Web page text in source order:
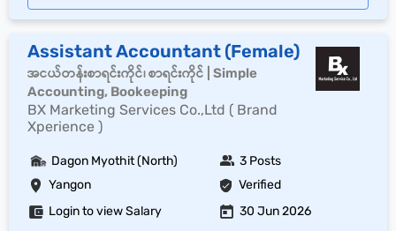
Assistant Accountant (Female)
အငယ်တန်းစာရင်းကိုင်၊ စာရင်းကိုင် | Simple
Accounting, Bookeeping
BX Marketing Services Co.,Ltd ( Brand
Xperience )
Yangon Verified
Dagon Myothit (North) 3 Posts
Login to view Salary 30 Jun 2026